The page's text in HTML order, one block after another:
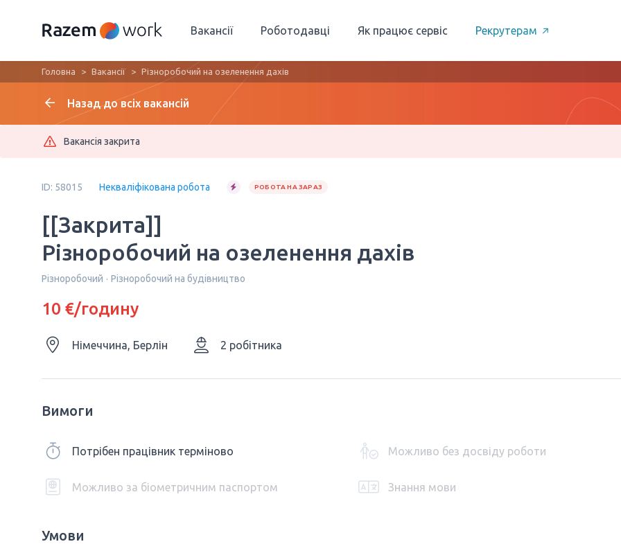
Вакансії Роботодавці Як працює сервіс Рекрутерам
Головна Вакансії Різноробочий на озеленення дахів
Назад до всіх вакансій
Вакансія закрита
ID: 58015 Некваліфікована робота РОБОТА НА ЗАРАЗ
[[Закрита]]
Різноробочий на озеленення дахів
Різноробочий Різноробочий на будівництво
10 €/годину
Німеччина, Берлін 2 робітника
Вимоги
Потрібен працівник терміново Можливо без досвіду роботи
Можливо за біометричним паспортом Знання мови
Умови